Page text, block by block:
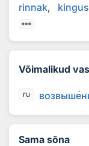
rinnak
Võimalikud
ru возвыше
Sama sõna